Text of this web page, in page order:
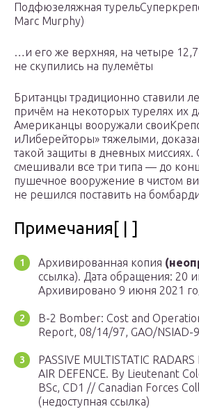
Подфюзеляжная
Marc Murphy)
…и его же верхняя, на четыре
не скупились на пулемёты
Британцы традиционно ставили
причём на некоторых турелях их
Американцы вооружали
иЛиберейторы» тяжелыми,
такой защиты в дневных миссиях.
смешивали все три типа — до
пушечное вооружение в чистом
не решился поставить на
Примечания[ | ]
Архивированная копия
ссылка). Дата обращения: 20
Архивировано 9 июня 2021
B-2 Bomber: Cost and
Report, 08/14/97, GAO/NSIAD-
PASSIVE MULTISTATIC
AIR DEFENCE. By Lieutenant
BSc, CD1 // Canadian Forces
(недоступная ссылка)